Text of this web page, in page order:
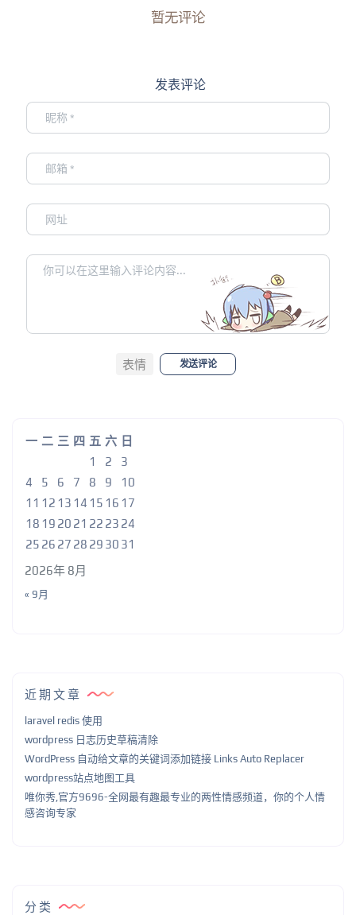
暂无评论
发表评论
表情 发送评论
2026年 8月
一 二 三 四 五 六 日
1
2
3
4
5 6 7 8 9
10
11 12 13 14 15 16 17
18 19 20 21 22 23 24
25 26 27 28 29 30 31
« 9月
近期文章
laravel redis 使用
wordpress 日志历史草稿清除
WordPress 自动给文章的关键词添加链接 Links Auto Replacer
wordpress站点地图工具
唯你秀,官方9696-全网最有趣最专业的两性情感频道，你的个人情
感咨询专家
分类